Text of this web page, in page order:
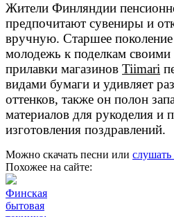
Жители Финляндии
предпочитают сувениры и
вручную. Старшее
молодежь к поделкам
прилавки магазинов Tiimari
видами бумаги и удивляет
оттенков, также он полон
материалов для рукоделия и
изготовления поздравлений.
Можно скачать песни или
Похожее на сайте:
Финская
бытовая